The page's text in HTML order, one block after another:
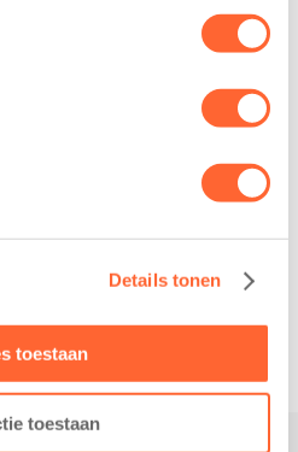
Details tonen
toestaan
toestaan